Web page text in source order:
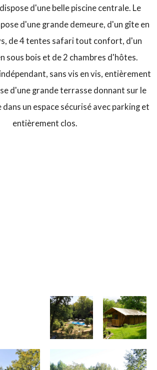
d'une belle piscine centrale. Le
d'une grande demeure, d'un gîte en
de 4 tentes safari tout confort, d'un
sous bois et de 2 chambres d'hôtes.
sans vis en vis, entièrement
d'une grande terrasse donnant sur le
dans un espace sécurisé avec parking et
entièrement clos.